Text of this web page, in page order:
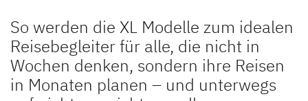
So werden die XL Modelle zum idealen
Reisebegleiter für alle, die nicht in
Wochen denken, sondern ihre Reisen
in Monaten planen – und unterwegs